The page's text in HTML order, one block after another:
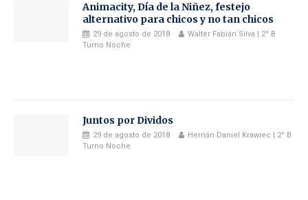
Animacity, Día de la Niñez, festejo
alternativo para chicos y no tan chicos
29 de agosto de 2018
Walter Fabián Silva | 2° B
Turno Noche
Juntos por Dividos
29 de agosto de 2018
Hernán Daniel Krawiec | 2° B
Turno Noche